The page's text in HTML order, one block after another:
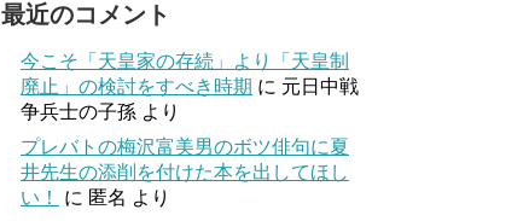
最近のコメント
今こそ「天皇家の存続」より「天皇制
廃止」の検討をすべき時期 に 元日中戦
争兵士の子孫 より
プレバトの梅沢富美男のボツ俳句に夏
井先生の添削を付けた本を出してほし
い！
に 匿名 より